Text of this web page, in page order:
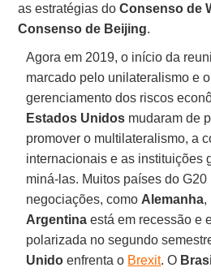
as estratégias doConsenso de
Consenso de Beijing.
Agora em 2019, o início da
marcado pelo unilateralismo e
gerenciamento dos riscos
Estados Unidos mudaram de
promover o multilateralismo, a
internacionais e as instituições
miná-las. Muitos países do
negociações, como Alemanha,
Argentina está em recessão e
polarizada no segundo
Unido enfrenta o Brexit. O